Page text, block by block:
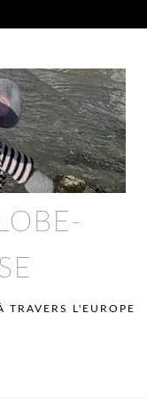
TRAVERS L'EUROPE